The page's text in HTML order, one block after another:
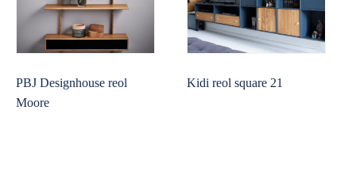
PBJ Designhouse reol
Moore
Kidi reol square 21